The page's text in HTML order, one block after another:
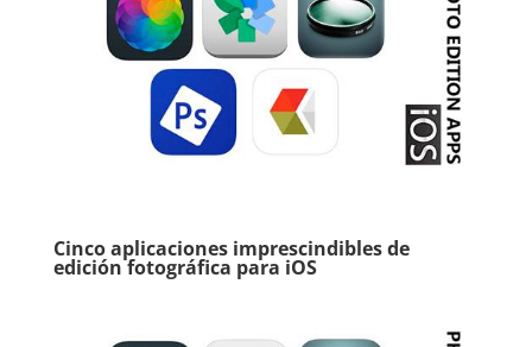
Cinco aplicaciones imprescindibles de
edición fotográfica para iOS